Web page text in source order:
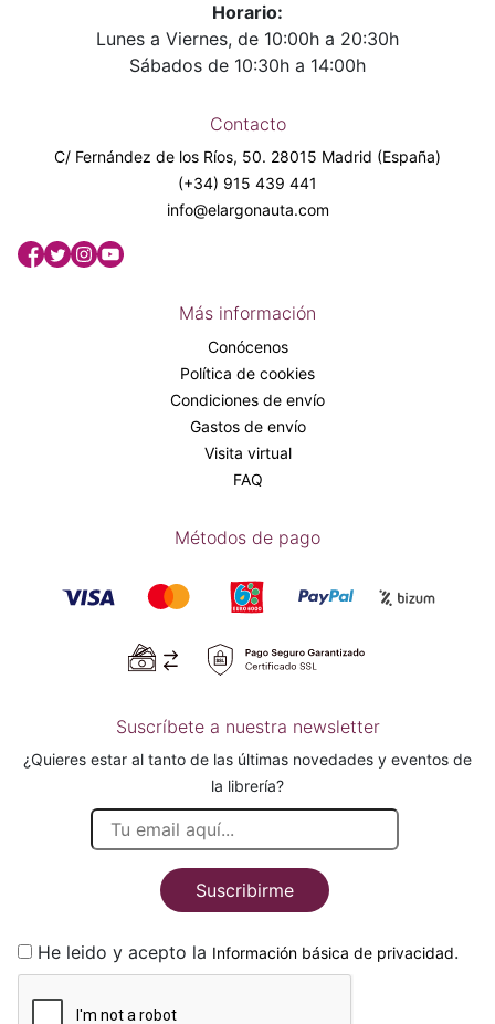
Horario:
Lunes a Viernes, de 10:00h a 20:30h
Sábados de 10:30h a 14:00h
Contacto
C/ Fernández de los Ríos, 50. 28015 Madrid (España)
(+34) 915 439 441
info@elargonauta.com
Más información
Conócenos
Política de cookies
Condiciones de envío
Gastos de envío
Visita virtual
FAQ
Métodos de pago
Suscríbete a nuestra newsletter
¿Quieres estar al tanto de las últimas novedades y eventos de
la librería?
Suscribirme
He leido y acepto la Información básica de privacidad.